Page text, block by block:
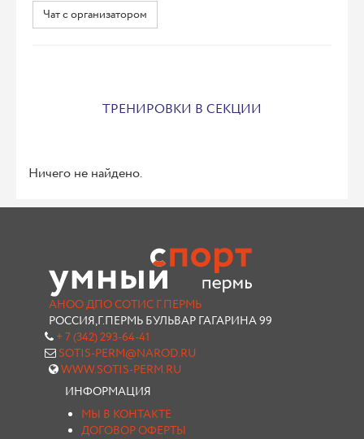
Чат с организатором
ТРЕНИРОВКИ В СЕКЦИИ
Ничего не найдено.
АНОО ДПО СОТИС Г.ПЕРМЬ
РОССИЯ,Г.ПЕРМЬ БУЛЬВАР ГАГАРИНА 99
+ 7 (342) 293-64-41
SOTIS-PERM@NAROD.RU
WWW.SOTIS-PERM.RU
ИНФОРМАЦИЯ
МЫ В КОНТАКТЕ
ДОГОВОР ОФЕРТЫ